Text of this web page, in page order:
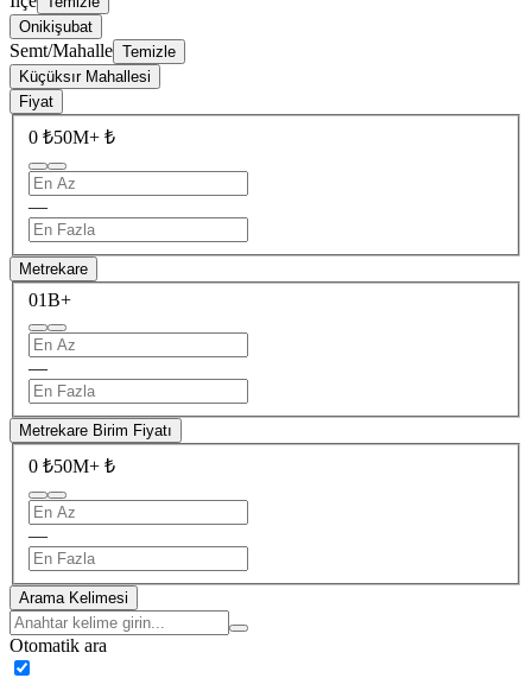
Onikişubat
Semt/Mahalle Temizle
Küçüksır Mahallesi
Fiyat
0 ₺50M+ ₺
—
Metrekare
01B+
—
Metrekare Birim Fiyatı
0 ₺50M+ ₺
—
Arama Kelimesi
Otomatik ara